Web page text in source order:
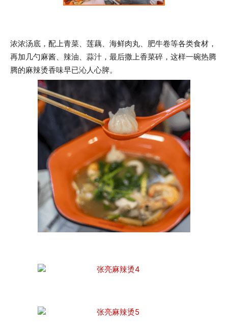
浓浓汤底，配上青菜、莲藕、海鲜肉丸、肥牛卷等各类食材，
再加几勺麻酱、辣油、蒜汁，最后撒上香菜碎，这样一碗热腾
腾的麻辣烫香味早已沁人心脾。